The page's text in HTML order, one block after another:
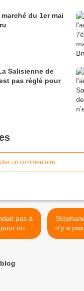
du 1er mai
Salisienne de
pas réglé pour
un commentaire
nous
n'y a
ou les